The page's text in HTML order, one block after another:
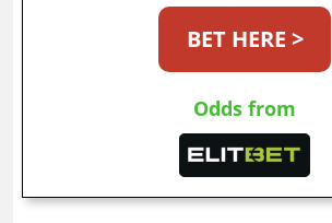
BET HERE >
Odds from